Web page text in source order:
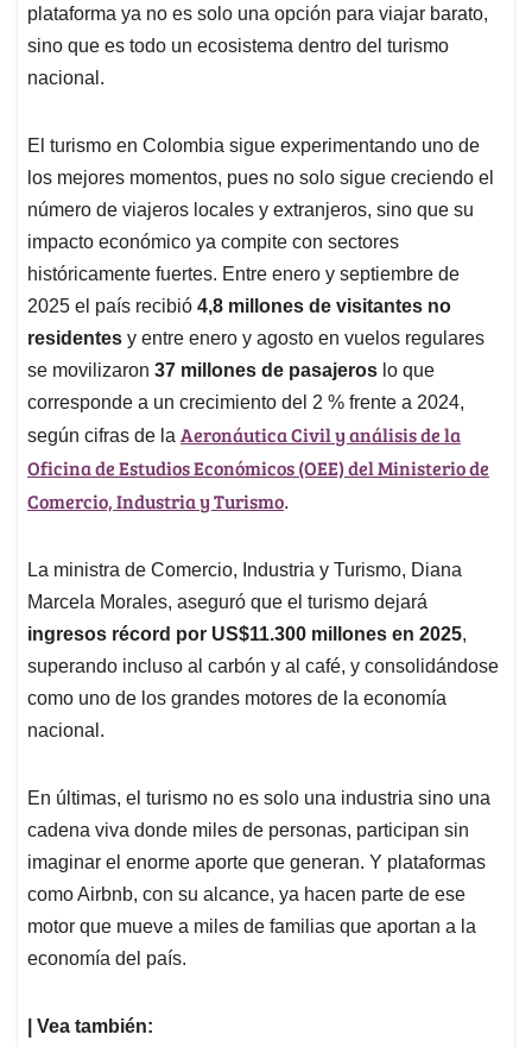
plataforma ya no es solo una opción para viajar barato,
sino que es todo un ecosistema dentro del turismo
nacional.
El turismo en Colombia sigue experimentando uno de
los mejores momentos, pues no solo sigue creciendo el
número de viajeros locales y extranjeros, sino que su
impacto económico ya compite con sectores
históricamente fuertes. Entre enero y septiembre de
2025 el país recibió 4,8 millones de visitantes no
residentes y entre enero y agosto en vuelos regulares
se movilizaron 37 millones de pasajeros lo que
corresponde a un crecimiento del 2 % frente a 2024,
según cifras de la Aeronáutica Civil y análisis de la
Oficina de Estudios Económicos (OEE) del Ministerio de
Comercio, Industria y Turismo.
La ministra de Comercio, Industria y Turismo, Diana
Marcela Morales, aseguró que el turismo dejará
ingresos récord por US$11.300 millones en 2025,
superando incluso al carbón y al café, y consolidándose
como uno de los grandes motores de la economía
nacional.
En últimas, el turismo no es solo una industria sino una
cadena viva donde miles de personas, participan sin
imaginar el enorme aporte que generan. Y plataformas
como Airbnb, con su alcance, ya hacen parte de ese
motor que mueve a miles de familias que aportan a la
economía del país.
| Vea también: